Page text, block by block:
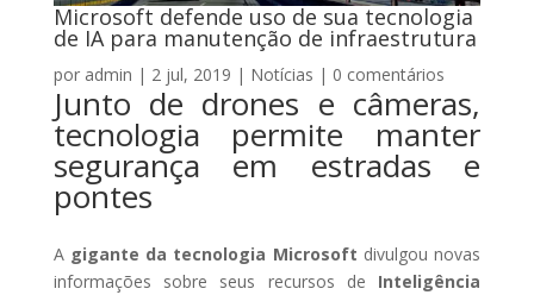
Microsoft defende uso de sua tecnologia
de IA para manutenção de infraestrutura
por admin | 2 jul, 2019 | Notícias | 0 comentários
Junto de drones e câmeras,
tecnologia permite manter
segurança em estradas e
pontes
A gigante da tecnologia Microsoft divulgou novas
informações sobre seus recursos de Inteligência